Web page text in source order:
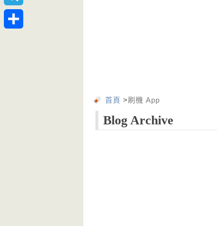
首頁 >刷機 App
Blog Archive
Telegram